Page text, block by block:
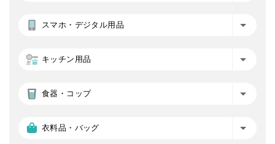
スマホ・デジタル用品
キッチン用品
食器・コップ
衣料品・バッグ